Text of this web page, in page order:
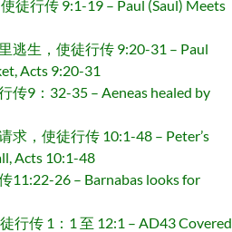
徒行传 9:1-19 – Paul (Saul) Meets
逃生，使徒行传 9:20-31 – Paul
Acts 9:20-31
传9：32-35 – Aeneas healed by
求，使徒行传 10:1-48 – Peter’s
Acts 10:1-48
11:22-26 – Barnabas looks for
行传 1：1 至 12:1 – AD43 Covered